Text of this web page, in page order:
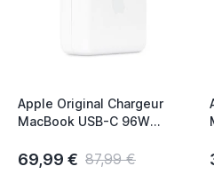
Apple Original Chargeur
MacBook USB-C 96W
69,99 € 87,99 €